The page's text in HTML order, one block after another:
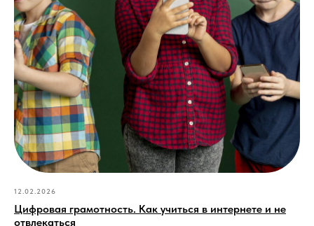
12.02.2026
Цифровая грамотность. Как учиться в интернете и не
отвлекаться